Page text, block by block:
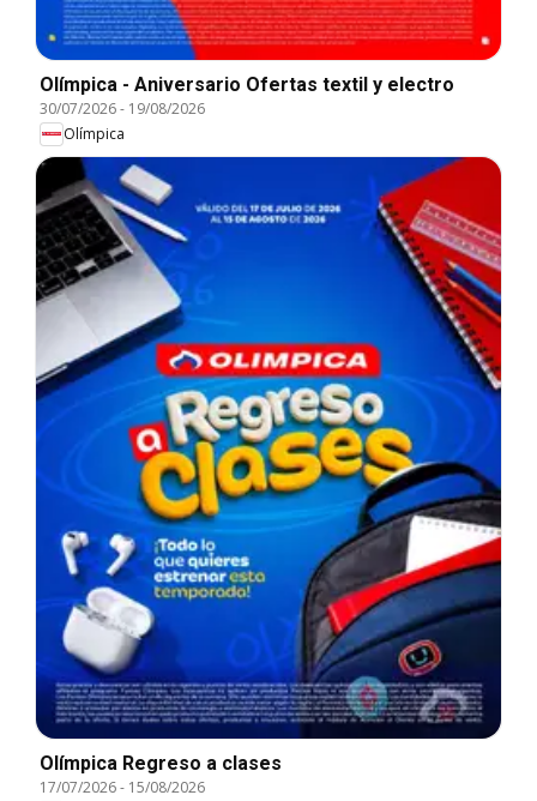
Olímpica - Aniversario Ofertas textil y electro
30/07/2026- 19/08/2026
Olímpica
Olímpica Regreso a clases
17/07/2026- 15/08/2026